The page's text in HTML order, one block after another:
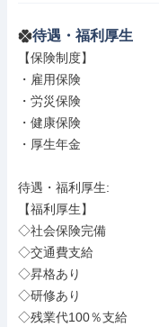
待遇・福利厚生
【保険制度】
・雇用保険
・労災保険
・健康保険
・厚生年金
待遇・福利厚生:
【福利厚生】
◇社会保険完備
◇交通費支給
◇昇格あり
◇研修あり
◇残業代100％支給